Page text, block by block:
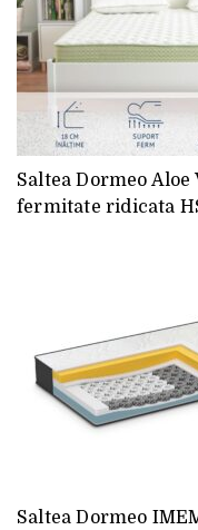
Saltea Dormeo
fermitate ridicata
Saltea Dormeo